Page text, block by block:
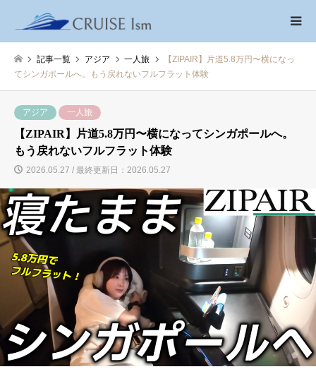
記事一覧 アジア 一人旅
【ZIPAIR】片道5.8万円〜横になっ
てシンガポールへ。もう戻れないフルフラット体験
アジア 一人旅
【ZIPAIR】片道5.8万円〜横になってシンガポールへ。
もう戻れないフルフラット体験
2026.05.27 / 最終更新日：2026.05.27